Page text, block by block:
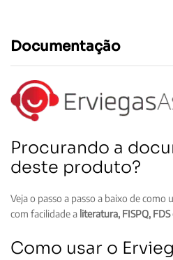
Documentação
Procurando a
deste produto?
Veja o passo a passo a baixo de como
com facilidade a literatura, FISPQ,
Como usar o